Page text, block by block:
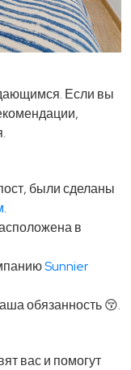
Если вы
были сделаны
.
в
Sunnier
обязанность 😚.
вас и помогут